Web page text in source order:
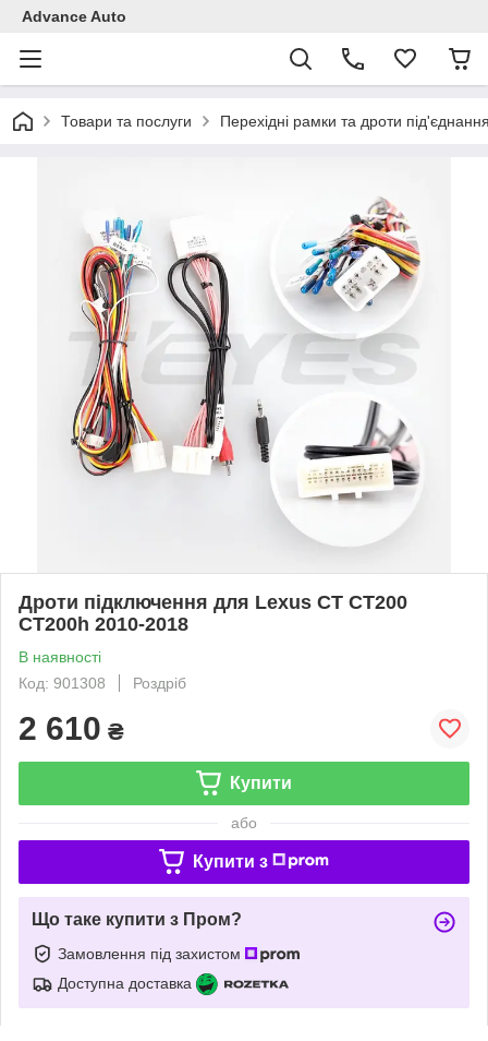
Advance Auto
Товари та послуги Перехідні рамки та дроти
Дроти підключення для Lexus CT CT200
CT200h 2010-2018
В наявності
Код: 901308
Роздріб
2 610 ₴
Купити
або
Купити з
Що таке купити з Пром?
Замовлення під захистом
Доступна доставка